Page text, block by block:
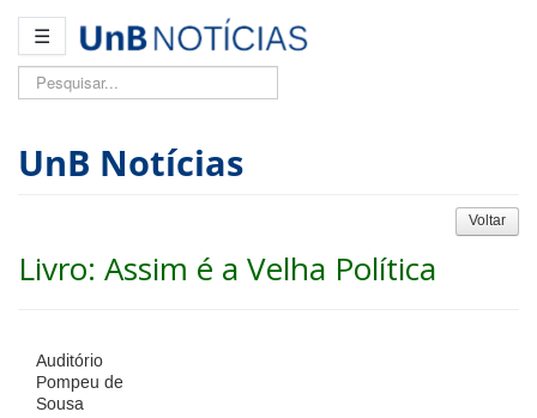
☰
Pesquisar...
UnB Notícias
Voltar
Livro: Assim é a Velha Política
Auditório
Pompeu de
Sousa